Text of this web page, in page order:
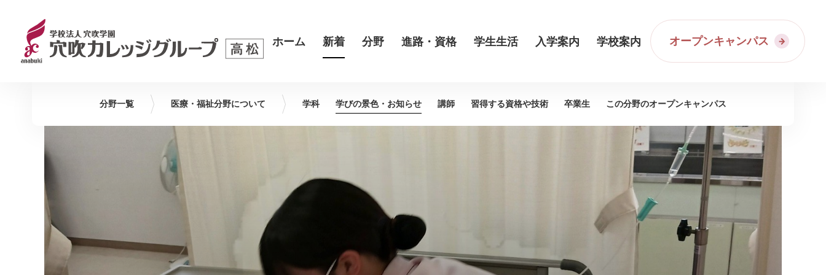
ホーム 新着 分野 進路・資格 学生生活 入学案内 学校案内 オープンキャンパス
分野一覧 医療・福祉分野について 学科 学びの景色・ お知らせ 講師 習得する資格や技術 卒業生 この分野のオープンキャンパス